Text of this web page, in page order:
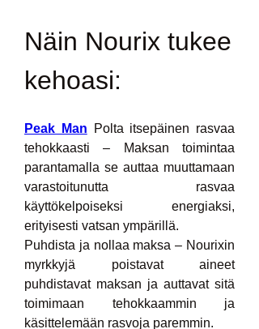
Näin Nourix tukee
kehoasi:
Peak Man Polta itsepäinen rasvaa
tehokkaasti – Maksan toimintaa
parantamalla se auttaa muuttamaan
varastoitunutta rasvaa
käyttökelpoiseksi energiaksi,
erityisesti vatsan ympärillä.
Puhdista ja nollaa maksa – Nourixin
myrkkyjä poistavat aineet
puhdistavat maksan ja auttavat sitä
toimimaan tehokkaammin ja
käsittelemään rasvoja paremmin.